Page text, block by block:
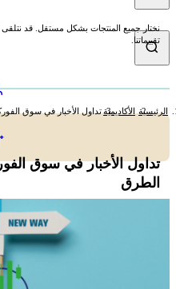
نختار جميع المنتجات بشكل مستقل. قد
تقييماتنا.
الرئيسية الأكاديميةتداول الأخبار في سوق
تداول الأخبار في سوق
الطرق